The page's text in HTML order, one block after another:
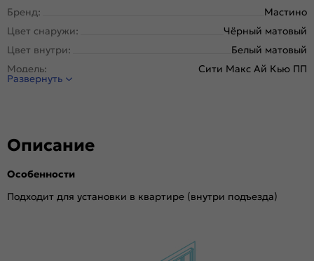
Бренд:
Мастино
Цвет снаружи:
Чёрный матовый
Цвет внутри:
Белый матовый
Модель:
Сити Макс Ай Кью ПП
Открывание:
Марка
Новолипецкий металлургический завод, завод
Отделка снаружи:
Отделка внутри:
МДФ Белый матовый, 9ВD-1
Развернуть
Описание
Особенности
Подходит для установки в квартире (внутри подъезда)